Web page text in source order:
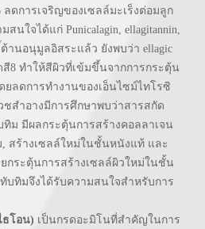
ลดการเจริญของเซลล์มะเร็งต่อมลูก
นใจได้แก่ Punicalagin, ellagitannin,
านอนุมูลอิสระแล้ว ยังพบว่า ellagic
สี8 ทำให้สีผิวที่เข้มขึ้นจากการกระตุ้น
ยลดการทำงานของเอ็นไซม์ไทโรซิ
วชสำอางมีการศึกษาพบว่าสารสกัด
ม มีผลกระตุ้นการสร้างคอลลาเจน
สร้างเซลล์ใหม่ในชั้นหนังแท้ และ
กระตุ้นการสร้างเซลล์ผิวใหม่ในชั้น
บทิมจึงได้รับความสนใจสำหรับการ
ธโอน) เป็นกรดอะมิโนที่สำคัญในการ